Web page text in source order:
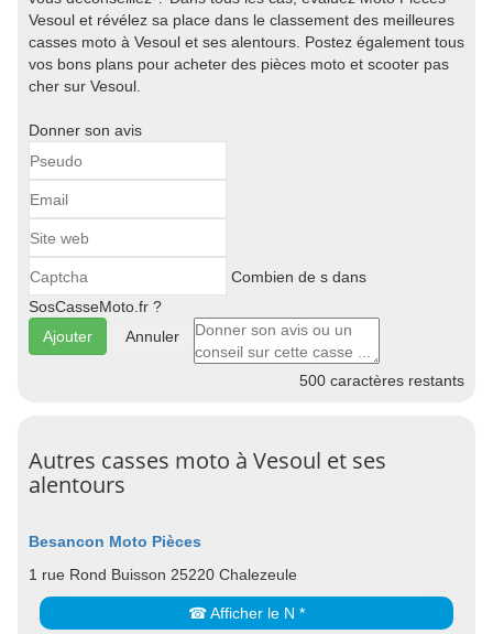
Vesoul et révélez sa place dans le classement des meilleures
casses moto à Vesoul et ses alentours. Postez également tous
vos bons plans pour acheter des pièces moto et scooter pas
cher sur Vesoul.
Donner son avis
Combien de s dans
SosCasseMoto.fr ?
Annuler
500 caractères restants
Autres casses moto à Vesoul et ses
alentours
Besancon Moto Pièces
1 rue Rond Buisson 25220 Chalezeule
☎ Afficher le N *